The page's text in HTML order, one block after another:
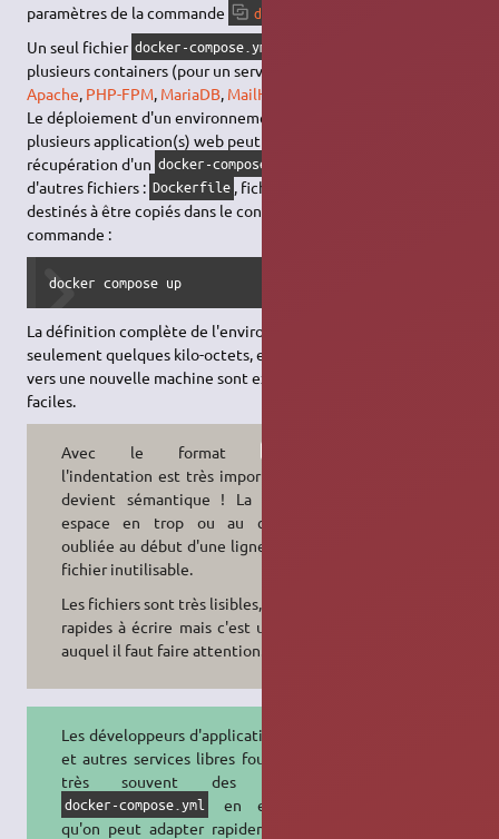
paramètres de la commande
docker
Un seul fichier docker-compose.yml
plusieurs containers (pour un serveur
Apache PHP-FPM MariaDB MailHog
Le déploiement d'un environnement complet pour une, voire
plusieurs application(s) web peut alors se résumer à la
récupération d'un docker-compose.yml
d'autres fichiers : Dockerfile , fichiers de configuration
destinés à être copiés dans le container, etc.) suivie de la
commande :
docker compose up
La définition complète de l'environnement pèse ainsi
seulement quelques kilo-octets, et son partage ou sa migration
vers une nouvelle machine sont extrêmement rapides et
faciles.
Avec le format
l'indentation est très importante et
devient sémantique ! La moindre
espace en trop ou au contraire
oubliée au début d'une ligne rend le
fichier inutilisable.
Les fichiers sont très lisibles, clairs et
rapides à écrire mais c'est un détail
auquel il faut faire attention.
Les développeurs d'applications web
et autres services libres fournissent
très souvent des fichiers
docker-compose.yml
en exemple,
qu'on peut adapter rapidement, et